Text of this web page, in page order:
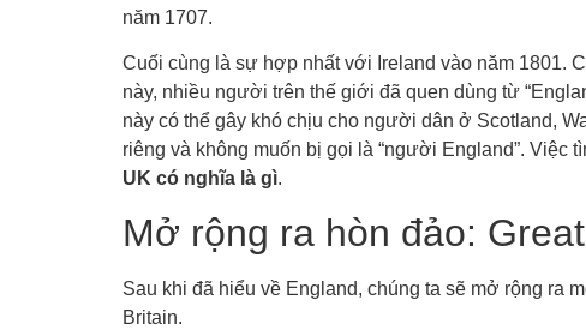
năm 1707.
Cuối cùng là sự hợp nhất với Ireland vào năm 1801.
này, nhiều người trên thế giới đã quen dùng từ
này có thể gây khó chịu cho người dân ở Scotland,
riêng và không muốn bị gọi là “người England”. Việc
UK có nghĩa là gì.
Mở rộng ra hòn đảo:
Sau khi đã hiểu về England, chúng ta sẽ mở rộng ra
Britain.